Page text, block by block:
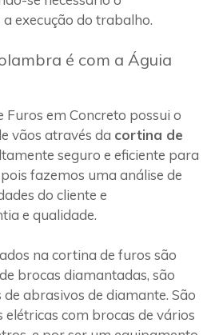
execução do trabalho.
é com a Águia
Furos em Concreto possui o
vãos através da cortina de
seguro e eficiente para
fazemos uma análise de
do cliente e
e qualidade.
na cortina de furos são
brocas diamantadas, são
abrasivos de diamante. São
com brocas de vários